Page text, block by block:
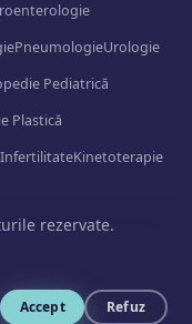
PneumologieUrologie
Pediatrică
Plastică
InfertilitateKinetoterapie
rezervate.
Accept Refuz